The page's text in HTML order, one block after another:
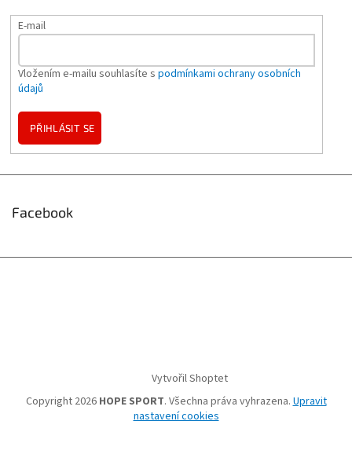
E-mail
Vložením e-mailu souhlasíte s podmínkami ochrany osobních
údajů
PŘIHLÁSIT SE
Facebook
Vytvořil Shoptet
Copyright 2026 HOPE SPORT. Všechna práva vyhrazena. Upravit
nastavení cookies